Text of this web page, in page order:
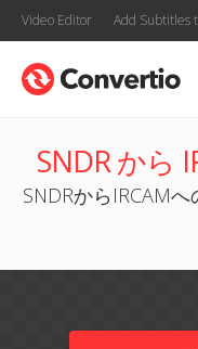
Video Editor Add Subtitles
SNDR から
SNDRからIRCAM